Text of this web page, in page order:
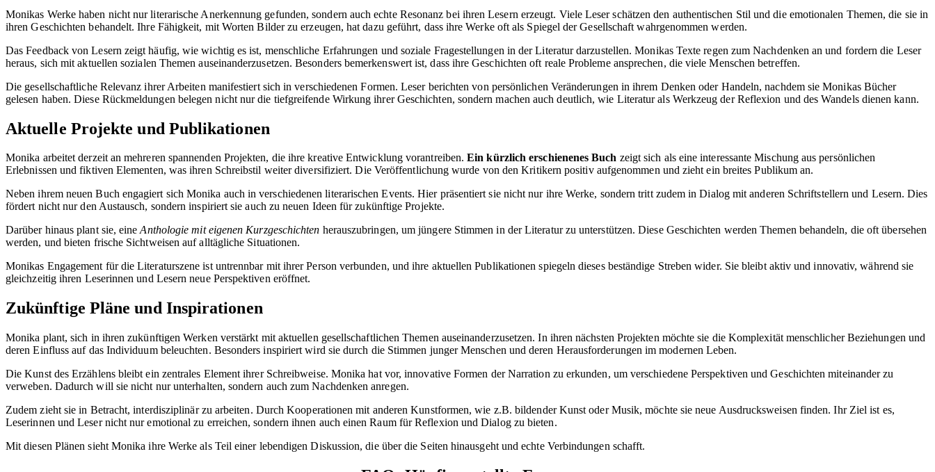
Monikas Werke haben nicht nur literarische Anerkennung gefunden, sondern auch echte Resonanz bei ihren Lesern erzeugt. Viele Leser schätzen den authentischen Stil und die emotionalen Themen, die sie in
ihren Geschichten behandelt. Ihre Fähigkeit, mit Worten Bilder zu erzeugen, hat dazu geführt, dass ihre Werke oft als Spiegel der Gesellschaft wahrgenommen werden.
Das Feedback von Lesern zeigt häufig, wie wichtig es ist, menschliche Erfahrungen und soziale Fragestellungen in der Literatur darzustellen. Monikas Texte regen zum Nachdenken an und fordern die Leser
heraus, sich mit aktuellen sozialen Themen auseinanderzusetzen. Besonders bemerkenswert ist, dass ihre Geschichten oft reale Probleme ansprechen, die viele Menschen betreffen.
Die gesellschaftliche Relevanz ihrer Arbeiten manifestiert sich in verschiedenen Formen. Leser berichten von persönlichen Veränderungen in ihrem Denken oder Handeln, nachdem sie Monikas Bücher
gelesen haben. Diese Rückmeldungen belegen nicht nur die tiefgreifende Wirkung ihrer Geschichten, sondern machen auch deutlich, wie Literatur als Werkzeug der Reflexion und des Wandels dienen kann.
Aktuelle Projekte und Publikationen
Monika arbeitet derzeit an mehreren spannenden Projekten, die ihre kreative Entwicklung vorantreiben.Ein kürzlich erschienenes Buch zeigt sich als eine interessante Mischung aus persönlichen
Erlebnissen und fiktiven Elementen, was ihren Schreibstil weiter diversifiziert. Die Veröffentlichung wurde von den Kritikern positiv aufgenommen und zieht ein breites Publikum an.
Neben ihrem neuen Buch engagiert sich Monika auch in verschiedenen literarischen Events. Hier präsentiert sie nicht nur ihre Werke, sondern tritt zudem in Dialog mit anderen Schriftstellern und Lesern. Dies
fördert nicht nur den Austausch, sondern inspiriert sie auch zu neuen Ideen für zukünftige Projekte.
Darüber hinaus plant sie, eineAnthologie mit eigenen Kurzgeschichten herauszubringen, um jüngere Stimmen in der Literatur zu unterstützen. Diese Geschichten werden Themen behandeln, die oft übersehen
werden, und bieten frische Sichtweisen auf alltägliche Situationen.
Monikas Engagement für die Literaturszene ist untrennbar mit ihrer Person verbunden, und ihre aktuellen Publikationen spiegeln dieses beständige Streben wider. Sie bleibt aktiv und innovativ, während sie
gleichzeitig ihren Leserinnen und Lesern neue Perspektiven eröffnet.
Zukünftige Pläne und Inspirationen
Monika plant, sich in ihren zukünftigen Werken verstärkt mit aktuellen gesellschaftlichen Themen auseinanderzusetzen. In ihren nächsten Projekten möchte sie die Komplexität menschlicher Beziehungen und
deren Einfluss auf das Individuum beleuchten. Besonders inspiriert wird sie durch die Stimmen junger Menschen und deren Herausforderungen im modernen Leben.
Die Kunst des Erzählens bleibt ein zentrales Element ihrer Schreibweise. Monika hat vor, innovative Formen der Narration zu erkunden, um verschiedene Perspektiven und Geschichten miteinander zu
verweben. Dadurch will sie nicht nur unterhalten, sondern auch zum Nachdenken anregen.
Zudem zieht sie in Betracht, interdisziplinär zu arbeiten. Durch Kooperationen mit anderen Kunstformen, wie z.B. bildender Kunst oder Musik, möchte sie neue Ausdrucksweisen finden. Ihr Ziel ist es,
Leserinnen und Leser nicht nur emotional zu erreichen, sondern ihnen auch einen Raum für Reflexion und Dialog zu bieten.
Mit diesen Plänen sieht Monika ihre Werke als Teil einer lebendigen Diskussion, die über die Seiten hinausgeht und echte Verbindungen schafft.